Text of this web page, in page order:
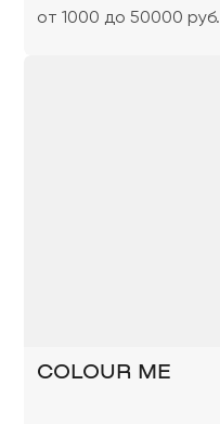
от 1000 до 50000 руб.
COLOUR ME